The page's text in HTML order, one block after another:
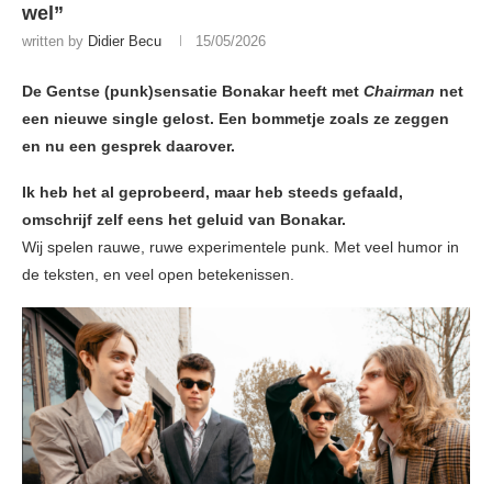
wel”
written by Didier Becu 15/05/2026
De Gentse (punk)sensatie Bonakar heeft met Chairman net
een nieuwe single gelost. Een bommetje zoals ze zeggen
en nu een gesprek daarover.
Ik heb het al geprobeerd, maar heb steeds gefaald,
omschrijf zelf eens het geluid van Bonakar.
Wij spelen rauwe, ruwe experimentele punk. Met veel humor in
de teksten, en veel open betekenissen.